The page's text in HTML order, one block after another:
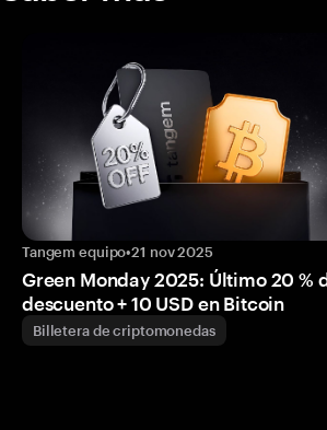
Tangem equipo•21 nov 2025
Green Monday 2025: Último 20 %
descuento + 10 USD en Bitcoin
Billetera de criptomonedas